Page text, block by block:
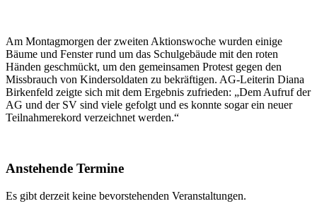
Am Montagmorgen der zweiten Aktionswoche wurden einige
Bäume und Fenster rund um das Schulgebäude mit den roten
Händen geschmückt, um den gemeinsamen Protest gegen den
Missbrauch von Kindersoldaten zu bekräftigen. AG-Leiterin Diana
Birkenfeld zeigte sich mit dem Ergebnis zufrieden: „Dem Aufruf der
AG und der SV sind viele gefolgt und es konnte sogar ein neuer
Teilnahmerekord verzeichnet werden.“
Anstehende Termine
Es gibt derzeit keine bevorstehenden Veranstaltungen.